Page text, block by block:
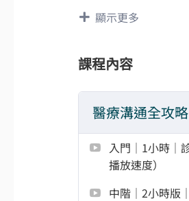
顯示更多
課程內容
醫療溝通全攻略
入門｜1小時｜
播放速度）
中階｜2小時版